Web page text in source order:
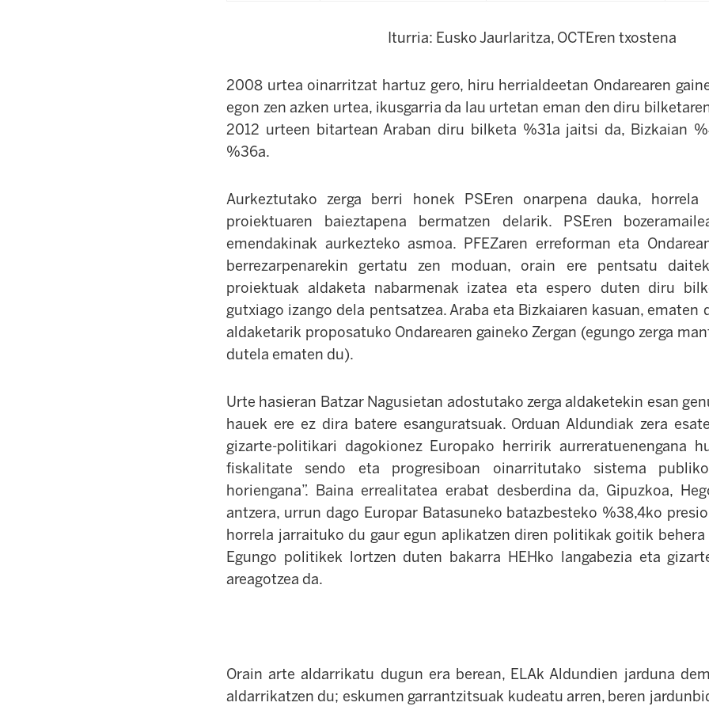
Iturria: Eusko Jaurlaritza, OCTEren txostena
2008 urtea oinarritzat hartuz gero, hiru herrialdeetan Ondarearen
egon zen azken urtea, ikusgarria da lau urtetan eman den diru
2012 urteen bitartean Araban diru bilketa %31a jaitsi da, Bizkaian
%36a.
Aurkeztutako zerga berri honek PSEren onarpena dauka, horrela
proiektuaren baieztapena bermatzen delarik. PSEren
emendakinak aurkezteko asmoa. PFEZaren erreforman eta
berrezarpenarekin gertatu zen moduan, orain ere pentsatu
proiektuak aldaketa nabarmenak izatea eta espero duten diru
gutxiago izango dela pentsatzea. Araba eta Bizkaiaren kasuan, ematen
aldaketarik proposatuko Ondarearen gaineko Zergan (egungo zerga
dutela ematen du).
Urte hasieran Batzar Nagusietan adostutako zerga aldaketekin esan
hauek ere ez dira batere esanguratsuak. Orduan Aldundiak zera
gizarte-politikari dagokionez Europako herririk aurreratuenengana
fiskalitate sendo eta progresiboan oinarritutako sistema
horiengana”. Baina errealitatea erabat desberdina da, Gipuzkoa,
antzera, urrun dago Europar Batasuneko batazbesteko %38,4ko
horrela jarraituko du gaur egun aplikatzen diren politikak goitik
Egungo politikek lortzen duten bakarra HEHko langabezia eta
areagotzea da.
Orain arte aldarrikatu dugun era berean, ELAk Aldundien jarduna
aldarrikatzen du; eskumen garrantzitsuak kudeatu arren, beren